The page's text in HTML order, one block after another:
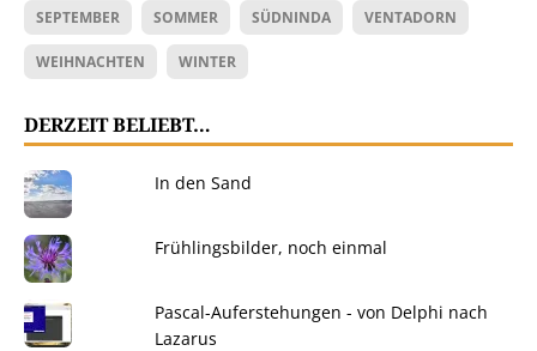
SEPTEMBER SOMMER SÜDNINDA VENTADORN
WEIHNACHTEN WINTER
DERZEIT BELIEBT…
In den Sand
Frühlingsbilder, noch einmal
Pascal-Auferstehungen - von Delphi nach
Lazarus